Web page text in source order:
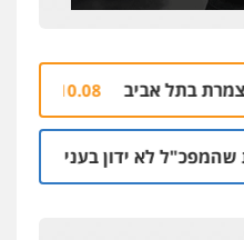
אביב 10.08 | 11:44
לא ידון בעניינה בגלל